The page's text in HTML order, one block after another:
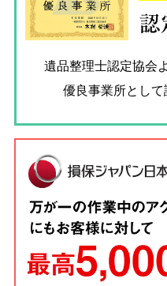
認
遺品整理士認定協会
優良事業所として